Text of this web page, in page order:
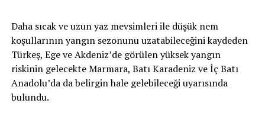
Daha sıcak ve uzun yaz mevsimleri ile düşük nem
koşullarının yangın sezonunu uzatabileceğini kaydeden
Türkeş, Ege ve Akdeniz’de görülen yüksek yangın
riskinin gelecekte Marmara, Batı Karadeniz ve İç Batı
Anadolu’da da belirgin hale gelebileceği uyarısında
bulundu.